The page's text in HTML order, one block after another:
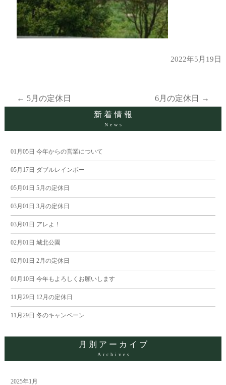
2022年5月19日
投
ナ
ビ
ゲ
ー
シ
ョ
ン
← 5月の定休日 6月の定休日
→
新着情報
News
01月05日 今年からの営業について
05月17日 ダブルレインボー
05月01日 5月の定休日
03月01日 3月の定休日
03月01日 アレよ！
02月01日 城北公園
02月01日 2月の定休日
01月10日 今年もよろしくお願いします
11月29日 12月の定休日
11月29日 冬のキャンペーン
月別アーカイブ
Archives
2025年1月